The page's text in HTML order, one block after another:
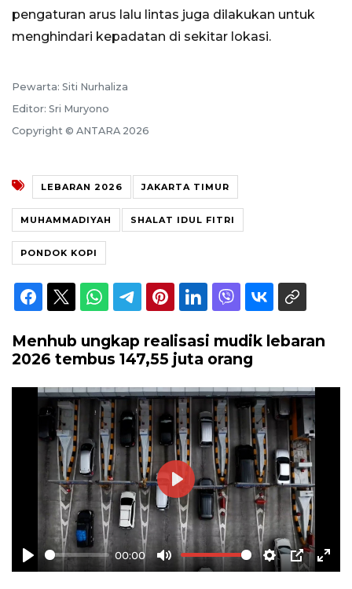
pengaturan arus lalu lintas juga dilakukan untuk
menghindari kepadatan di sekitar lokasi.
Pewarta: Siti Nurhaliza
Editor: Sri Muryono
Copyright © ANTARA 2026
LEBARAN 2026 JAKARTA TIMUR
MUHAMMADIYAH SHALAT IDUL FITRI
PONDOK KOPI
Menhub ungkap realisasi mudik lebaran
2026 tembus 147,55 juta orang
Play
00:00
Mute Settings
PIP
Play